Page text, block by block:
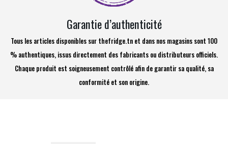
Garantie d’authenticité
Tous les articles disponibles sur thefridge.tn et dans nos magasins sont 100
% authentiques, issus directement des fabricants ou distributeurs officiels.
Chaque produit est soigneusement contrôlé afin de garantir sa qualité, sa
conformité et son origine.